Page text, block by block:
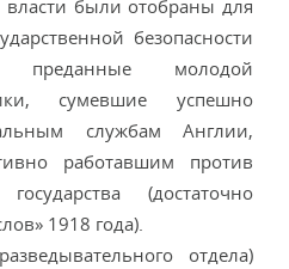
власти были отобраны для
безопасности
преданные молодой
сумевшие успешно
службам Англии,
работавшим против
(достаточно
1918 года).
отдела)